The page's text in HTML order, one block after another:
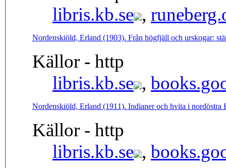
libris.kb.se ,
Nordenskiöld, Erland (1903). Från högfjäll och urskogar:
Källor - http
libris.kb.se ,
Nordenskiöld, Erland (1911). Indianer och hvita i
Källor - http
libris.kb.se ,